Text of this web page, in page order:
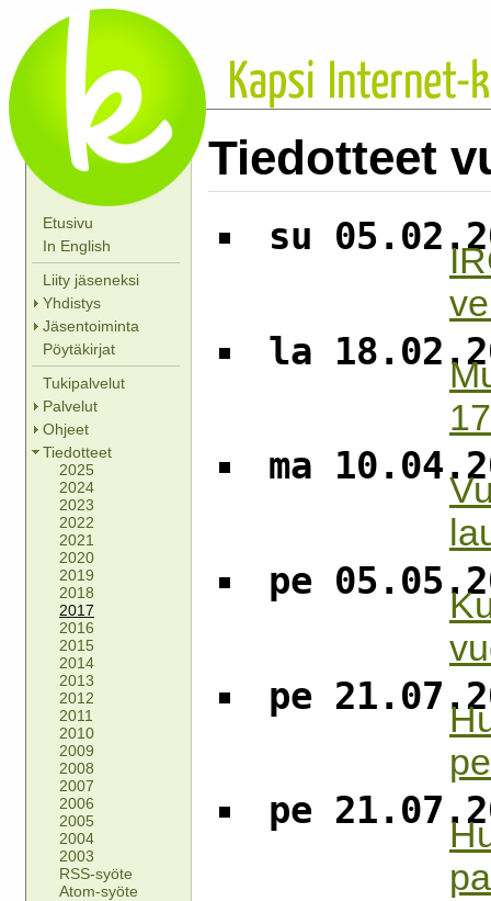
Kapsi Internet-
Etusivu
In English
Liity jäseneksi
Yhdistys
Jäsentoiminta
Pöytäkirjat
Tukipalvelut
Palvelut
Ohjeet
Tiedotteet
2025
2024
2023
2022
2021
2020
2019
2018
2017
2016
2015
2014
2013
2012
2011
2010
2009
2008
2007
2006
2005
2004
2003
RSS-syöte
Atom-syöte
Tiedotteet
su
la
ma
pe
pe
pe